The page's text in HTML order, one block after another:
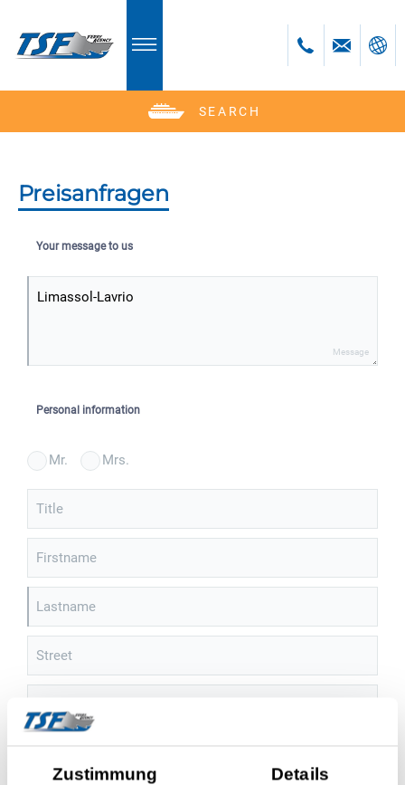
Zustimmung Details
SEARCH
Preisanfragen
Your message to us
Message
Personal information
Mr. Mrs.
Title
Firstname
Lastname
Street